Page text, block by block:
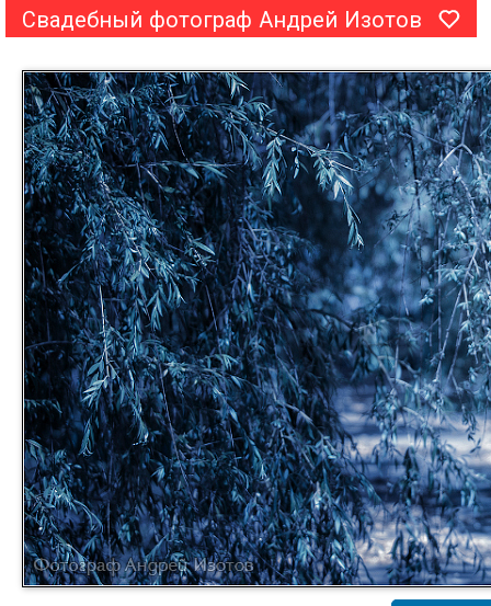
Свадебный фотограф Андрей Изотов